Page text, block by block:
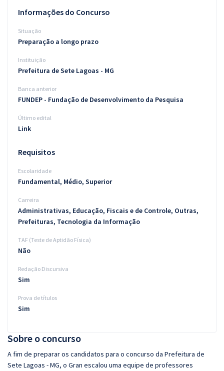
Conteúdo gratuito
Blog
Sobre o concurso
A fim de preparar os candidatos para o concurso da Prefeitura de
Sete Lagoas - MG, o Gran escalou uma equipe de professores
Informações do Concurso
Situação
Preparação a longo prazo
Instituição
Prefeitura de Sete Lagoas - MG
Banca anterior
FUNDEP - Fundação de Desenvolvimento da Pesquisa
Último edital
Link
Requisitos
Escolaridade
Fundamental, Médio, Superior
Carreira
Administrativas, Educação, Fiscais e de Controle, Outras,
Prefeituras, Tecnologia da Informação
TAF (Teste de Aptidão Física)
Não
Redação Discursiva
Sim
Prova de títulos
Sim